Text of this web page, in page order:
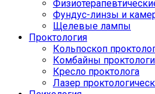
Фундус-линзы и
Щелевые лампы
Проктология
Кольпоскоп
Комбайны
Кресло проктолога
Лазер